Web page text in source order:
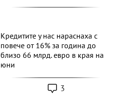
Кредитите у нас нараснаха с
повече от 16% за година до
близо 66 млрд. евро в края на
юни
3